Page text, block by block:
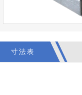
寸法表